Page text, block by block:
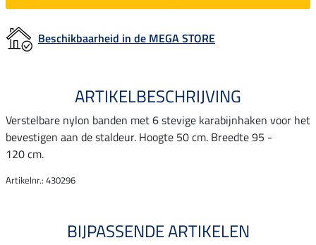
Beschikbaarheid in de MEGA STORE
ARTIKELBESCHRIJVING
Verstelbare nylon banden met 6 stevige karabijnhaken voor het
bevestigen aan de staldeur. Hoogte 50 cm. Breedte 95 -
120 cm.
Artikelnr.: 430296
BIJPASSENDE ARTIKELEN